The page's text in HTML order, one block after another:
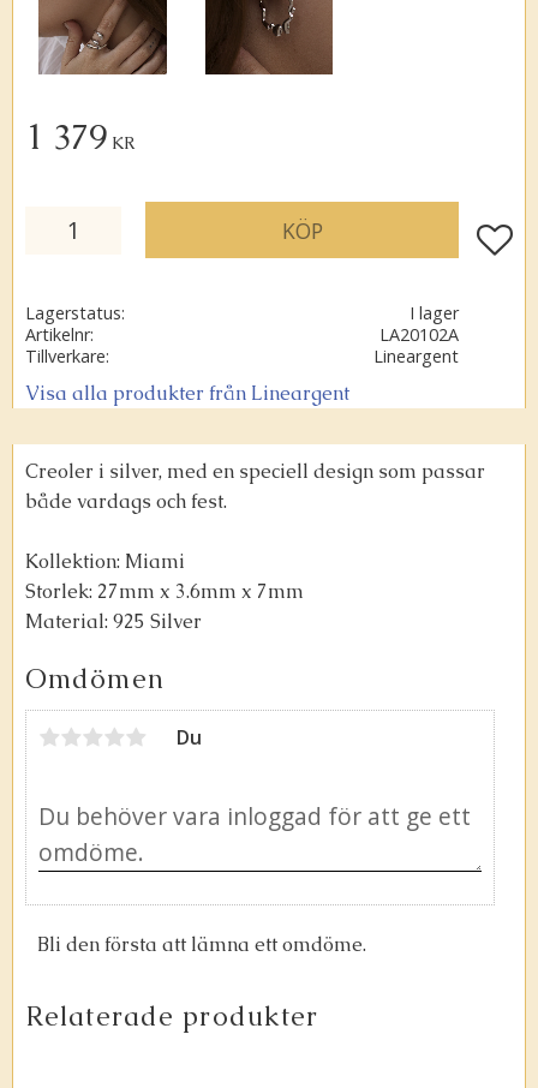
1 379 KR
KÖP Lägg
Lagerstatus
I lager
Artikelnr
LA20102A
Tillverkare
Lineargent
Visa alla produkter från Lineargent
Creoler i silver, med en speciell design som passar
både vardags och fest.
Kollektion: Miami
Storlek: 27mm x 3.6mm x 7mm
Material: 925 Silver
Omdömen
Du
Bli den första att lämna ett omdöme.
Relaterade produkter